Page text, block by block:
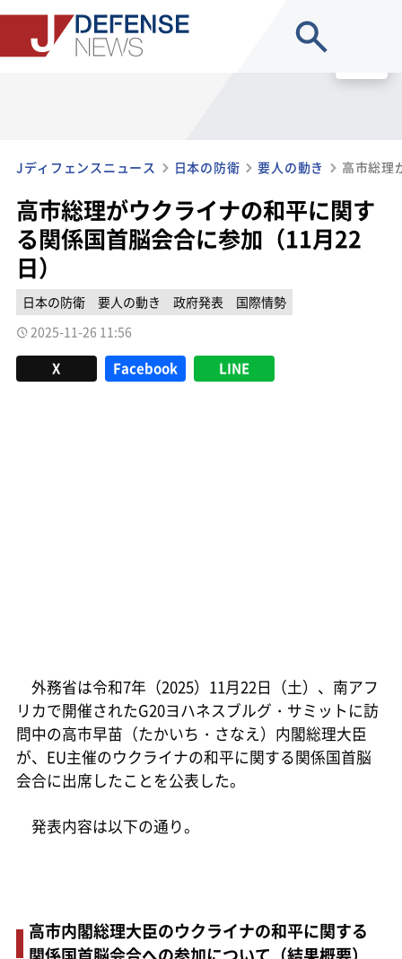
Jディフェンスニュース 日本の防衛 要人の動き
高市総理がウクライナの和平に関す
る関係国首脳会合に参加（11月22
日）
日本の防衛 要人の動き 政府発表
国際情勢
2025-11-26 11:56
X Facebook LINE
外務省は令和7年（2025）11月22日（土）、南アフ
リカで開催されたG20ヨハネスブルグ・サミットに訪
問中の高市早苗（たかいち・さなえ）内閣総理大臣
が、EU主催のウクライナの和平に関する関係国首脳
会合に出席したことを公表した。
発表内容は以下の通り。
高市内閣総理大臣のウクライナの和平に関する